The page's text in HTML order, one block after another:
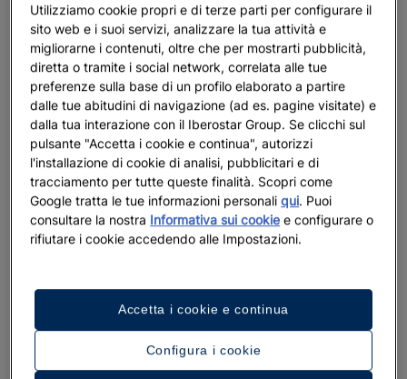
Utilizziamo cookie propri e di terze parti per configurare il
sito web e i suoi servizi, analizzare la tua attività e
migliorarne i contenuti, oltre che per mostrarti pubblicità,
diretta o tramite i social network, correlata alle tue
preferenze sulla base di un profilo elaborato a partire
dalle tue abitudini di navigazione (ad es. pagine visitate) e
dalla tua interazione con il Iberostar Group. Se clicchi sul
pulsante "Accetta i cookie e continua", autorizzi
l'installazione di cookie di analisi, pubblicitari e di
tracciamento per tutte queste finalità. Scopri come
Google tratta le tue informazioni personaliqui. Puoi
consultare la nostra Informativa sui cookie e configurare o
rifiutare i cookie accedendo alle Impostazioni.
Configura i cookie
Accetta i cookie e continua